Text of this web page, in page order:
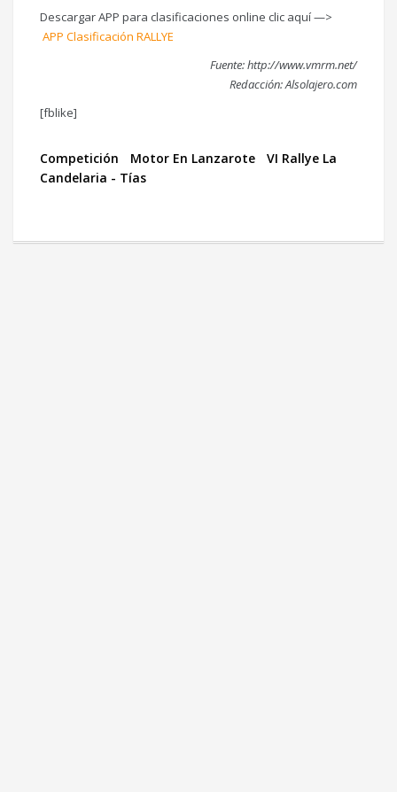
Descargar APP para clasificaciones online clic aquí —>
APP Clasificación RALLYE
Fuente: http://www.vmrm.net/
Redacción: Alsolajero.com
[fblike]
Competición Motor En Lanzarote
VI Rallye La
Candelaria - Tías